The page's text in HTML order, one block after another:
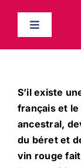
Toggle
LES
LES
S’il existe
français et le
ancestral,
du béret et
vin rouge